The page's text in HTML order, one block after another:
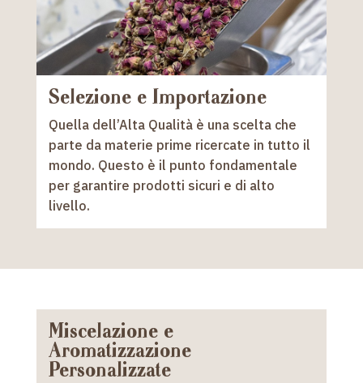
Selezione e Importazione
Quella dell’Alta Qualità è una scelta che
parte da materie prime ricercate in tutto il
mondo. Questo è il punto fondamentale
per garantire prodotti sicuri e di alto
livello.
Miscelazione e
Aromatizzazione
Personalizzate